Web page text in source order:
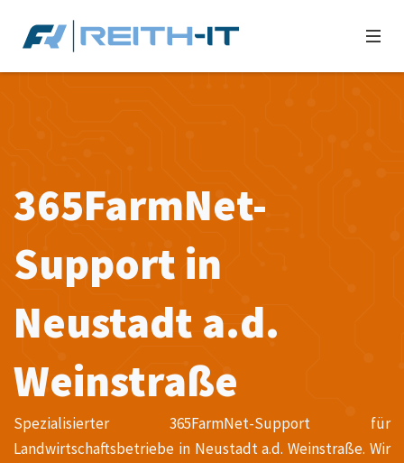
365FarmNet-
Support in
Neustadt a.d.
Weinstraße
Spezialisierter 365FarmNet-Support für
Landwirtschaftsbetriebe in Neustadt a.d. Weinstraße. Wir